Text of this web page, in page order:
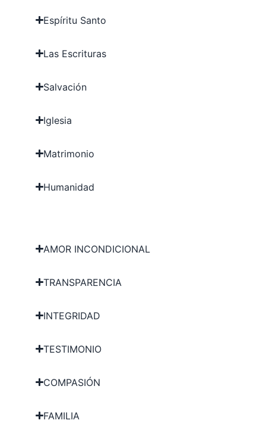
Espíritu Santo
Las Escrituras
Salvación
Iglesia
Matrimonio
Humanidad
AMOR INCONDICIONAL
TRANSPARENCIA
INTEGRIDAD
TESTIMONIO
COMPASIÓN
FAMILIA